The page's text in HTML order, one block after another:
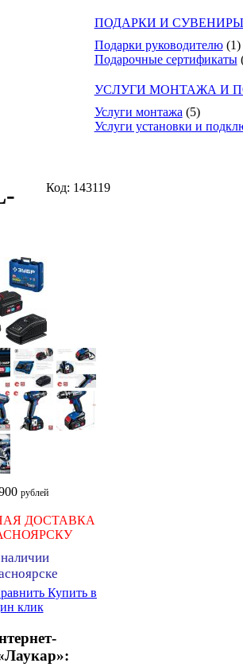
ПОДАРКИ И СУВЕНИРЫ
Подарки руководителю (1)
Подарочные сертификаты
УСЛУГИ МОНТАЖА И
Услуги монтажа (5)
Услуги установки и
Код: 143119
рублей
ДОСТАВКА
Купить в
клик